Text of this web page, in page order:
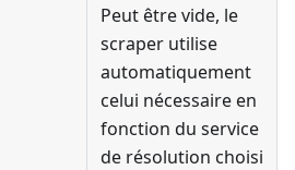
Peut être vide, le
scraper utilise
automatiquement
celui nécessaire en
fonction du service
de résolution choisi